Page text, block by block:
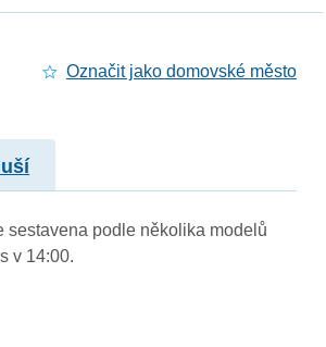
Označit jako domovské město
sestavena podle několika modelů
v 14:00.